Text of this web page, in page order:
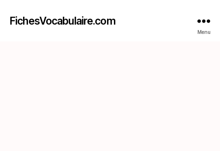
FichesVocabulaire.com
Menu